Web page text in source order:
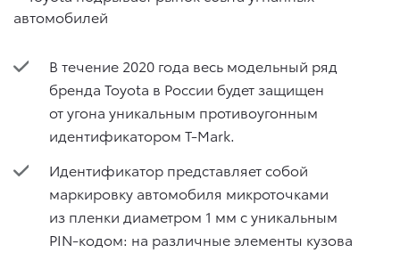
В течение 2020 года весь модельный ряд
бренда Toyota в России будет защищен
от угона уникальным противоугонным
идентификатором T-Mark.
Идентификатор представляет собой
маркировку автомобиля микроточками
из пленки диаметром 1 мм с уникальным
PIN-кодом: на различные элементы кузова